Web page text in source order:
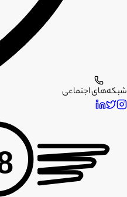
شبکه‌های اجتماعی